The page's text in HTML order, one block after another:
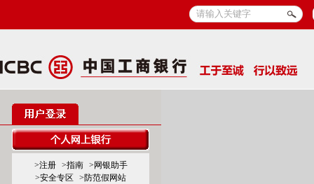
>注册 >指南
>网银助手
>安全专区
>防范假网站